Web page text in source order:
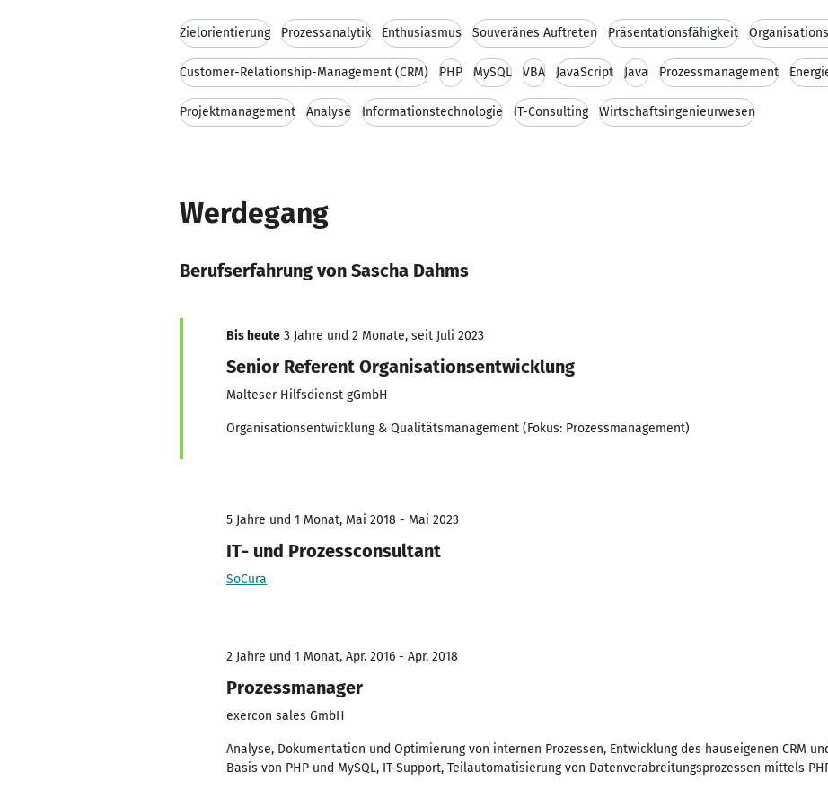
Zielorientierung Prozessanalytik Enthusiasmus Souveränes Auftreten Präsentationsfähigkeit
Customer-Relationship-Management (CRM) PHP MySQL VBA JavaScript Java Prozessmanagement
Projektmanagement Analyse Informationstechnologie IT-Consulting Wirtschaftsingenieurwesen
Werdegang
Berufserfahrung von Sascha Dahms
Bis heute 3 Jahre und 2 Monate, seit Juli 2023
Senior Referent Organisationsentwicklung
Malteser Hilfsdienst gGmbH
Organisationsentwicklung & Qualitätsmanagement (Fokus: Prozessmanagement)
5 Jahre und 1 Monat, Mai 2018 - Mai 2023
IT- und Prozessconsultant
SoCura
2 Jahre und 1 Monat, Apr. 2016 - Apr. 2018
Prozessmanager
exercon sales GmbH
Analyse, Dokumentation und Optimierung von internen Prozessen, Entwicklung des hauseigenen CRM
Basis von PHP und MySQL, IT-Support, Teilautomatisierung von Datenverabreitungsprozessen mittels